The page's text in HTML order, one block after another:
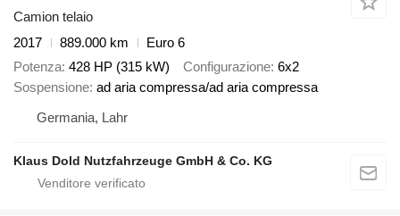
Camion telaio
2017
889.000 km
Euro 6
Potenza 428 HP (315 kW) Configurazione 6x2
Sospensione ad aria compressa/ad aria compressa
Germania, Lahr
Klaus Dold Nutzfahrzeuge GmbH & Co. KG